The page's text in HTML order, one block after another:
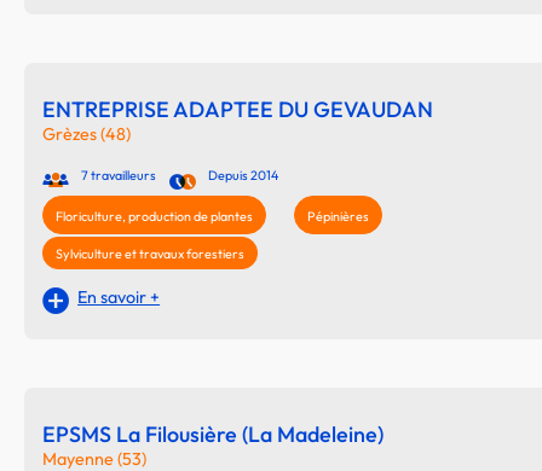
ENTREPRISE ADAPTEE DU GEVAUDAN
Grèzes (48)
7 travailleurs Depuis 2014
Floriculture, production de plantes Pépinières
Sylviculture et travaux forestiers
En savoir +
EPSMS La Filousière (La Madeleine)
Mayenne (53)